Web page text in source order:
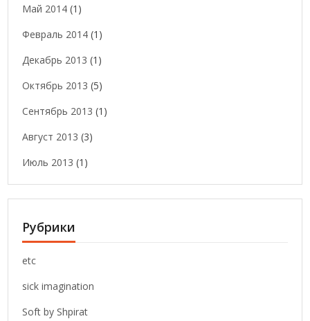
Май 2014 (1)
Февраль 2014 (1)
Декабрь 2013 (1)
Октябрь 2013 (5)
Сентябрь 2013 (1)
Август 2013 (3)
Июль 2013 (1)
Рубрики
etc
sick imagination
Soft by Shpirat